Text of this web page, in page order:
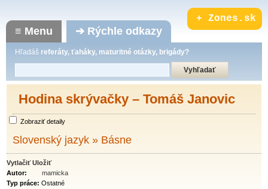
Hľadáš referáty, ťaháky, maturitné otázky, brigády?
Hodina skrývačky – Tomáš Janovic
Zobraziť detaily
Slovenský jazyk » Básne
Vytlačiť Uložiť
Autor:
mamicka
Typ práce: Ostatné